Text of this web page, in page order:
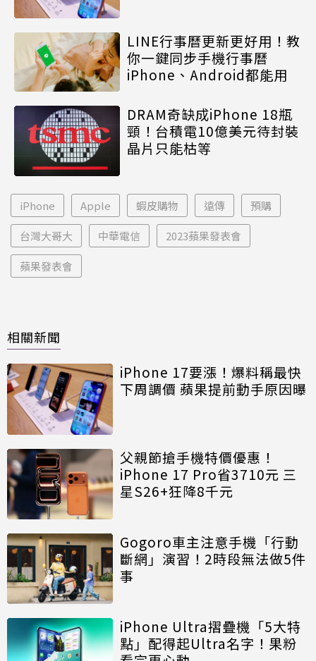
LINE行事曆更新更好用！教
你一鍵同步手機行事曆
iPhone、Android都能用
DRAM奇缺成iPhone 18瓶
頸！台積電10億美元待封裝
晶片只能枯等
iPhone Apple 蝦皮購物 遠傳 預購
台灣大哥大 中華電信 2023蘋果發表會
蘋果發表會
相關新聞
iPhone 17要漲！爆料稱最快
下周調價 蘋果提前動手原因曝
父親節搶手機特價優惠！
iPhone 17 Pro省3710元 三
星S26+狂降8千元
Gogoro車主注意手機「行動
斷網」演習！2時段無法做5件
事
iPhone Ultra摺疊機「5大特
點」配得起Ultra名字！果粉